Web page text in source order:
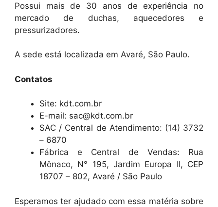
Possui mais de 30 anos de experiência no
mercado de duchas, aquecedores e
pressurizadores.
A sede está localizada em Avaré, São Paulo.
Contatos
Site: kdt.com.br
E-mail: sac@kdt.com.br
SAC / Central de Atendimento: (14) 3732
– 6870
Fábrica e Central de Vendas: Rua
Mônaco, N° 195, Jardim Europa II, CEP
18707 – 802, Avaré / São Paulo
Esperamos ter ajudado com essa matéria sobre